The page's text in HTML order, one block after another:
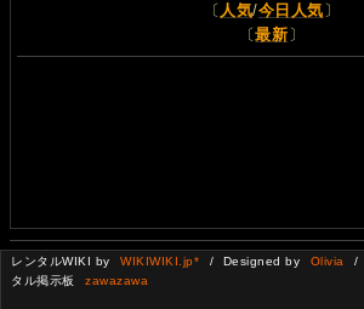
〔 人気/今日人気 〕
〔最新 〕
レンタルWIKI by WIKIWIKI.jp* / Designed by Olivia /
タル掲示板
zawazawa